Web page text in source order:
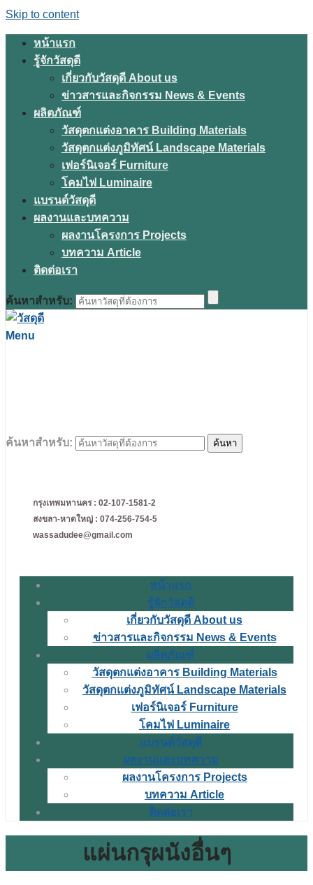
Skip to content
หน้าแรก
รู้จักวัสดุดี
เกี่ยวกับวัสดุดี About us
ข่าวสารและกิจกรรม News & Events
ผลิตภัณฑ์
วัสดุตกแต่งอาคาร Building Materials
วัสดุตกแต่งภูมิทัศน์ Landscape Materials
เฟอร์นิเจอร์ Furniture
โคมไฟ Luminaire
แบรนด์วัสดุดี
ผลงานและบทความ
ผลงานโครงการ Projects
บทความ Article
ติดต่อเรา
ค้นหาสำหรับ:
Menu
ค้นหาสำหรับ:
กรุงเทพมหานคร : 02-107-1581-2
สงขลา-หาดใหญ่ : 074-256-754-5
wassadudee@gmail.com
หน้าแรก
รู้จักวัสดุดี
เกี่ยวกับวัสดุดี About us
ข่าวสารและกิจกรรม News & Events
ผลิตภัณฑ์
วัสดุตกแต่งอาคาร Building Materials
วัสดุตกแต่งภูมิทัศน์ Landscape Materials
เฟอร์นิเจอร์ Furniture
โคมไฟ Luminaire
แบรนด์วัสดุดี
ผลงานและบทความ
ผลงานโครงการ Projects
บทความ Article
ติดต่อเรา
แผ่นกรุผนังอื่นๆ